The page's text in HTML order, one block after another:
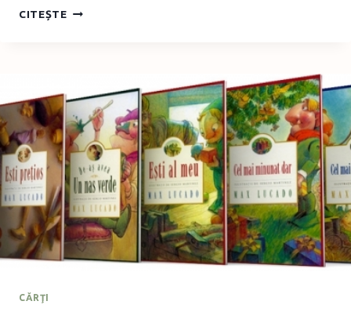
CITEȘTECĂRȚILE
2021
CĂRŢI